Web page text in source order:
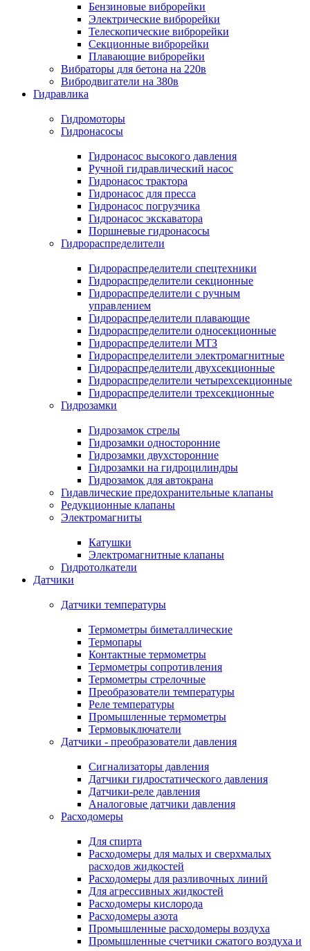
Бензиновые виброрейки
Электрические виброрейки
Телескопические виброрейки
Секционные виброрейки
Плавающие виброрейки
Вибраторы для бетона на 220в
Вибродвигатели на 380в
Гидравлика
Гидромоторы
Гидронасосы
Гидронасос высокого давления
Ручной гидравлический насос
Гидронасос трактора
Гидронасос для пресса
Гидронасос погрузчика
Гидронасос экскаватора
Поршневые гидронасосы
Гидрораспределители
Гидрораспределители спецтехники
Гидрораспределители секционные
Гидрораспределители с ручным
управлением
Гидрораспределители плавающие
Гидрораспределители односекционные
Гидрораспределители МТЗ
Гидрораспределители электромагнитные
Гидрораспределители двухсекционные
Гидрораспределители четырехсекционные
Гидрораспределители трехсекционные
Гидрозамки
Гидрозамок стрелы
Гидрозамки односторонние
Гидрозамки двухсторонние
Гидрозамки на гидроцилиндры
Гидрозамок для автокрана
Гидавлические предохранительные клапаны
Редукционные клапаны
Электромагниты
Катушки
Электромагнитные клапаны
Гидротолкатели
Датчики
Датчики температуры
Термометры биметаллические
Термопары
Контактные термометры
Термометры сопротивления
Термометры стрелочные
Преобразователи температуры
Реле температуры
Промышленные термометры
Термовыключатели
Датчики - преобразователи давления
Сигнализаторы давления
Датчики гидростатического давления
Датчики-реле давления
Аналоговые датчики давления
Расходомеры
Для спирта
Расходомеры для малых и сверхмалых
расходов жидкостей
Расходомеры для разливочных линий
Для агрессивных жидкостей
Расходомеры кислорода
Расходомеры азота
Промышленные расходомеры воздуха
Промышленные счетчики сжатого воздуха и